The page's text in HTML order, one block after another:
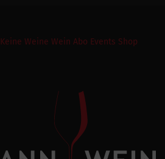
Keine Weine Wein Abo Events Shop